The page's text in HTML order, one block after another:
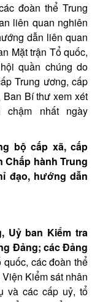
đoàn thể Trung
liên quan nghiên
dẫn liên quan
Mặt trận Tổ quốc,
quần chúng do
Trung ương, cấp
Bí thư xem xét
chậm nhất ngày
bộ cấp xã, cấp
Chấp hành Trung
đạo, hướng dẫn
Uỷ ban Kiểm tra
Đảng; các Đảng
các đoàn thể
Kiểm sát nhân
và các cấp uỷ, tổ